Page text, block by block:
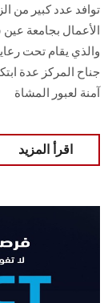
توافد عدد كبير من
والذي يقام تحت
جناح المركز عدة
آمنة لعبور المشاة
اقرأ المزيد